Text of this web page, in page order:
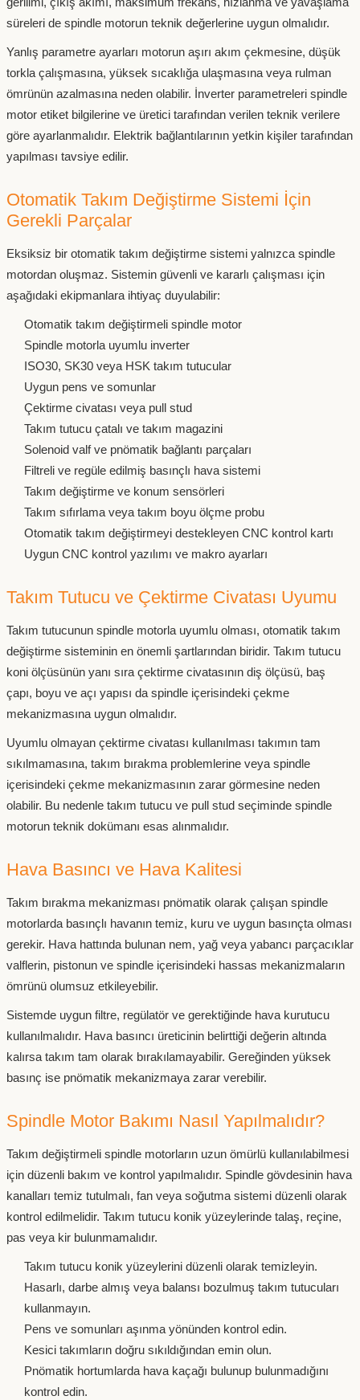
süreleri de spindle motorun teknik değerlerine uygun olmalıdır.
Yanlış parametre ayarları motorun aşırı akım çekmesine, düşük
torkla çalışmasına, yüksek sıcaklığa ulaşmasına veya rulman
ömrünün azalmasına neden olabilir. İnverter parametreleri spindle
motor etiket bilgilerine ve üretici tarafından verilen teknik verilere
göre ayarlanmalıdır. Elektrik bağlantılarının yetkin kişiler tarafından
yapılması tavsiye edilir.
Otomatik Takım Değiştirme Sistemi İçin
Gerekli Parçalar
Eksiksiz bir otomatik takım değiştirme sistemi yalnızca spindle
motordan oluşmaz. Sistemin güvenli ve kararlı çalışması için
aşağıdaki ekipmanlara ihtiyaç duyulabilir:
Otomatik takım değiştirmeli spindle motor
Spindle motorla uyumlu inverter
ISO30, SK30 veya HSK takım tutucular
Uygun pens ve somunlar
Çektirme civatası veya pull stud
Takım tutucu çatalı ve takım magazini
Solenoid valf ve pnömatik bağlantı parçaları
Filtreli ve regüle edilmiş basınçlı hava sistemi
Takım değiştirme ve konum sensörleri
Takım sıfırlama veya takım boyu ölçme probu
Otomatik takım değiştirmeyi destekleyen CNC kontrol kartı
Uygun CNC kontrol yazılımı ve makro ayarları
Takım Tutucu ve Çektirme Civatası Uyumu
Takım tutucunun spindle motorla uyumlu olması, otomatik takım
değiştirme sisteminin en önemli şartlarından biridir. Takım tutucu
koni ölçüsünün yanı sıra çektirme civatasının diş ölçüsü, baş
çapı, boyu ve açı yapısı da spindle içerisindeki çekme
mekanizmasına uygun olmalıdır.
Uyumlu olmayan çektirme civatası kullanılması takımın tam
sıkılmamasına, takım bırakma problemlerine veya spindle
içerisindeki çekme mekanizmasının zarar görmesine neden
olabilir. Bu nedenle takım tutucu ve pull stud seçiminde spindle
motorun teknik dokümanı esas alınmalıdır.
Hava Basıncı ve Hava Kalitesi
Takım bırakma mekanizması pnömatik olarak çalışan spindle
motorlarda basınçlı havanın temiz, kuru ve uygun basınçta olması
gerekir. Hava hattında bulunan nem, yağ veya yabancı parçacıklar
valflerin, pistonun ve spindle içerisindeki hassas mekanizmaların
ömrünü olumsuz etkileyebilir.
Sistemde uygun filtre, regülatör ve gerektiğinde hava kurutucu
kullanılmalıdır. Hava basıncı üreticinin belirttiği değerin altında
kalırsa takım tam olarak bırakılamayabilir. Gereğinden yüksek
basınç ise pnömatik mekanizmaya zarar verebilir.
Spindle Motor Bakımı Nasıl Yapılmalıdır?
Takım değiştirmeli spindle motorların uzun ömürlü kullanılabilmesi
için düzenli bakım ve kontrol yapılmalıdır. Spindle gövdesinin hava
kanalları temiz tutulmalı, fan veya soğutma sistemi düzenli olarak
kontrol edilmelidir. Takım tutucu konik yüzeylerinde talaş, reçine,
pas veya kir bulunmamalıdır.
Takım tutucu konik yüzeylerini düzenli olarak temizleyin.
Hasarlı, darbe almış veya balansı bozulmuş takım tutucuları
kullanmayın.
Pens ve somunları aşınma yönünden kontrol edin.
Kesici takımların doğru sıkıldığından emin olun.
Pnömatik hortumlarda hava kaçağı bulunup bulunmadığını
kontrol edin.